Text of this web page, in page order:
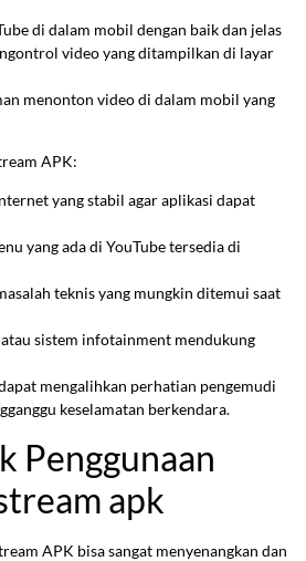
di dalam mobil dengan baik dan jelas
video yang ditampilkan di layar
menonton video di dalam mobil yang
APK:
yang stabil agar aplikasi dapat
yang ada di YouTube tersedia di
teknis yang mungkin ditemui saat
sistem infotainment mendukung
mengalihkan perhatian pengemudi
keselamatan berkendara.
Penggunaan
apk
APK bisa sangat menyenangkan dan